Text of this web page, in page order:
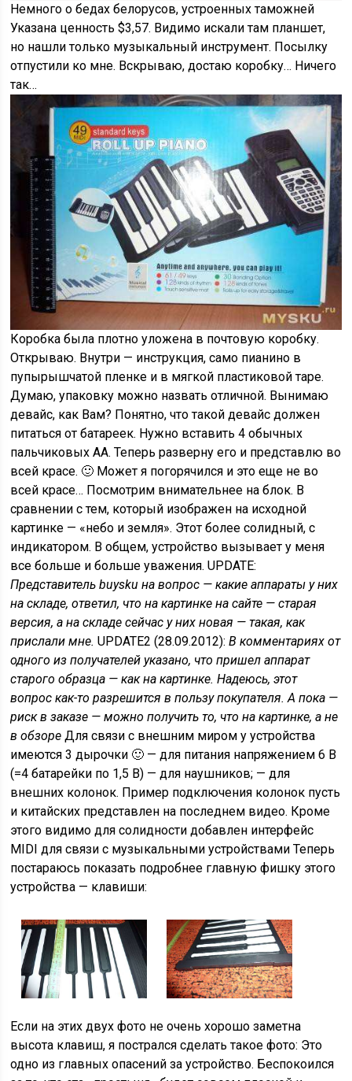
Немного о бедах белорусов, устроенных таможней
Указана ценность $3,57. Видимо искали там планшет,
но нашли только музыкальный инструмент. Посылку
отпустили ко мне. Вскрываю, достаю коробку… Ничего
так…
Коробка была плотно уложена в почтовую коробку.
Открываю. Внутри — инструкция, само пианино в
пупырышчатой пленке и в мягкой пластиковой таре.
Думаю, упаковку можно назвать отличной. Вынимаю
девайс, как Вам? Понятно, что такой девайс должен
питаться от батареек. Нужно вставить 4 обычных
пальчиковых AA. Теперь разверну его и представлю во
всей красе. 🙂 Может я погорячился и это еще не во
всей красе… Посмотрим внимательнее на блок. В
сравнении с тем, который изображен на исходной
картинке — «небо и земля». Этот более солидный, с
индикатором. В общем, устройство вызывает у меня
все больше и больше уважения. UPDATE:
Представитель buysku на вопрос — какие аппараты у них
на складе, ответил, что на картинке на сайте — старая
версия, а на складе сейчас у них новая — такая, как
прислали мне. UPDATE2 (28.09.2012):В комментариях от
одного из получателей указано, что пришел аппарат
старого образца — как на картинке. Надеюсь, этот
вопрос как-то разрешится в пользу покупателя. А пока —
риск в заказе — можно получить то, что на картинке, а не
в обзореДля связи с внешним миром у устройства
имеются 3 дырочки 🙂 — для питания напряжением 6 В
(=4 батарейки по 1,5 В) — для наушников; — для
внешних колонок. Пример подключения колонок пусть
и китайских представлен на последнем видео. Кроме
этого видимо для солидности добавлен интерфейс
MIDI для связи с музыкальными устройствами Теперь
постараюсь показать подробнее главную фишку этого
устройства — клавиши:
Если на этих двух фото не очень хорошо заметна
высота клавиш, я пострался сделать такое фото: Это
одно из главных опасений за устройство. Беспокоился